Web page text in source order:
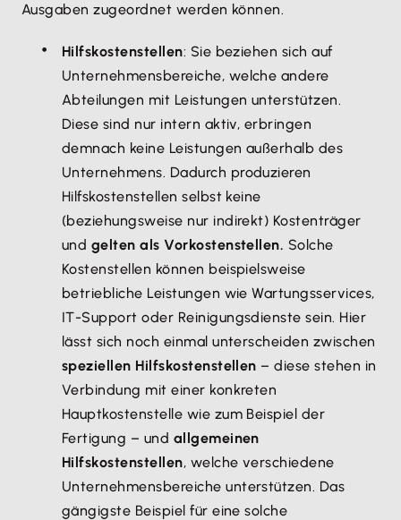
Ausgaben zugeordnet werden können.
Hilfskostenstellen: Sie beziehen sich auf
Unternehmensbereiche, welche andere
Abteilungen mit Leistungen unterstützen.
Diese sind nur intern aktiv, erbringen
demnach keine Leistungen außerhalb des
Unternehmens. Dadurch produzieren
Hilfskostenstellen selbst keine
(beziehungsweise nur indirekt) Kostenträger
und gelten als Vorkostenstellen. Solche
Kostenstellen können beispielsweise
betriebliche Leistungen wie Wartungsservices,
IT-Support oder Reinigungsdienste sein. Hier
lässt sich noch einmal unterscheiden zwischen
speziellen Hilfskostenstellen – diese stehen in
Verbindung mit einer konkreten
Hauptkostenstelle wie zum Beispiel der
Fertigung – und allgemeinen
Hilfskostenstellen, welche verschiedene
Unternehmensbereiche unterstützen. Das
gängigste Beispiel für eine solche